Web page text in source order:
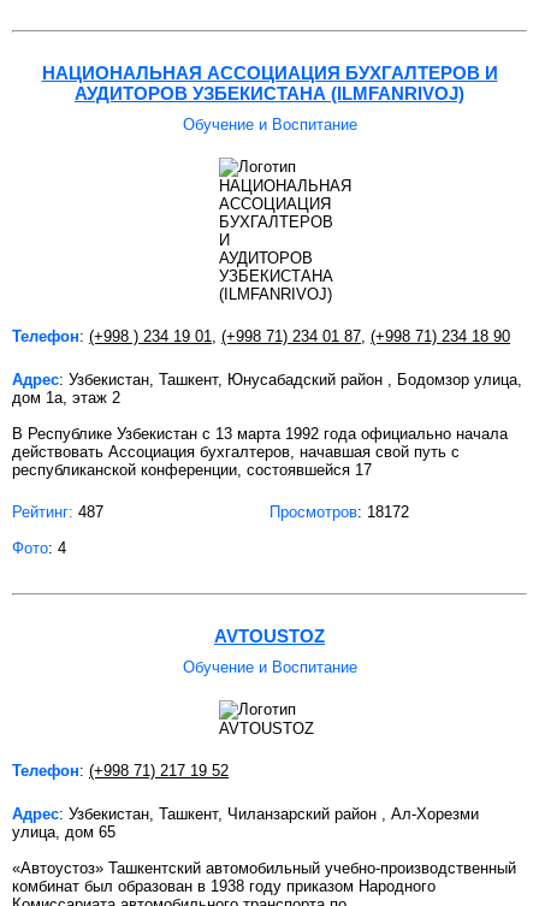
НАЦИОНАЛЬНАЯ АССОЦИАЦИЯ БУХГАЛТЕРОВ И
АУДИТОРОВ УЗБЕКИСТАНА (ILMFANRIVOJ)
Обучение и Воспитание
Телефон: (+998 ) 234 19 01, (+998 71) 234 01 87, (+998 71) 234 18 90
Адрес: Узбекистан, Ташкент, Юнусабадский район , Бодомзор улица,
дом 1а, этаж 2
В Республике Узбекистан с 13 марта 1992 года официально начала
действовать Ассоциация бухгалтеров, начавшая свой путь с
республиканской конференции, состоявшейся 17
Рейтинг: 487 Просмотров: 18172
Фото: 4
AVTOUSTOZ
Обучение и Воспитание
Телефон: (+998 71) 217 19 52
Адрес: Узбекистан, Ташкент, Чиланзарский район , Ал-Хорезми
улица, дом 65
«Автоустоз» Ташкентский автомобильный учебно-производственный
комбинат был образован в 1938 году приказом Народного